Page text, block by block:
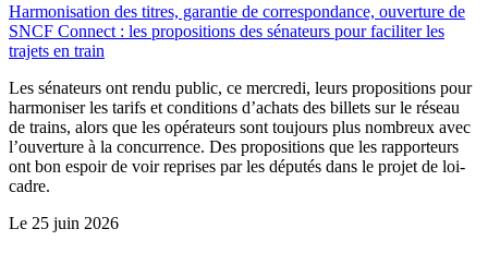
Harmonisation des titres, garantie de correspondance, ouverture de
SNCF Connect : les propositions des sénateurs pour faciliter les
trajets en train
Les sénateurs ont rendu public, ce mercredi, leurs propositions pour
harmoniser les tarifs et conditions d’achats des billets sur le réseau
de trains, alors que les opérateurs sont toujours plus nombreux avec
l’ouverture à la concurrence. Des propositions que les rapporteurs
ont bon espoir de voir reprises par les députés dans le projet de loi-
cadre.
Le 25 juin 2026